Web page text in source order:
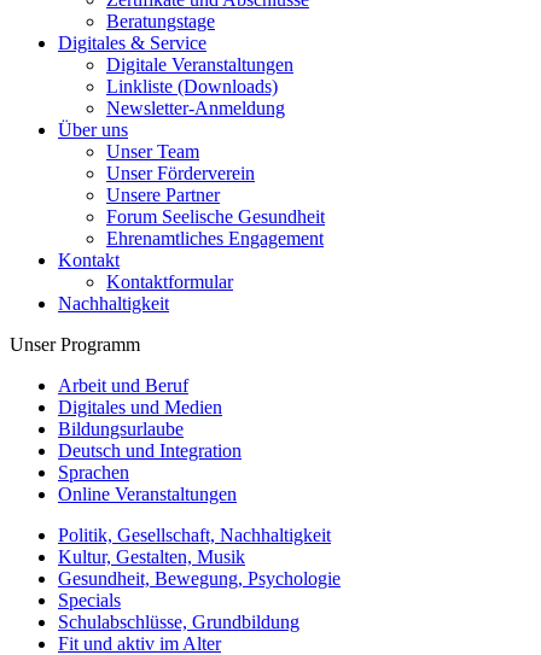
Beratungstage
Digitales & Service
Digitale Veranstaltungen
Linkliste (Downloads)
Newsletter-Anmeldung
Über uns
Unser Team
Unser Förderverein
Unsere Partner
Forum Seelische Gesundheit
Ehrenamtliches Engagement
Kontakt
Kontaktformular
Nachhaltigkeit
Unser Programm
Arbeit und Beruf
Digitales und Medien
Bildungsurlaube
Deutsch und Integration
Sprachen
Online Veranstaltungen
Politik, Gesellschaft, Nachhaltigkeit
Kultur, Gestalten, Musik
Gesundheit, Bewegung, Psychologie
Specials
Schulabschlüsse, Grundbildung
Fit und aktiv im Alter